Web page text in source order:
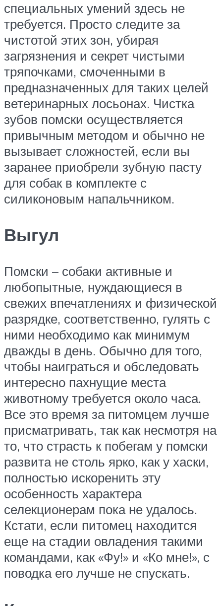
специальных умений здесь не
требуется. Просто следите за
чистотой этих зон, убирая
загрязнения и секрет чистыми
тряпочками, смоченными в
предназначенных для таких целей
ветеринарных лосьонах. Чистка
зубов помски осуществляется
привычным методом и обычно не
вызывает сложностей, если вы
заранее приобрели зубную пасту
для собак в комплекте с
силиконовым напальчником.
Выгул
Помски – собаки активные и
любопытные, нуждающиеся в
свежих впечатлениях и физической
разрядке, соответственно, гулять с
ними необходимо как минимум
дважды в день. Обычно для того,
чтобы наиграться и обследовать
интересно пахнущие места
животному требуется около часа.
Все это время за питомцем лучше
присматривать, так как несмотря на
то, что страсть к побегам у помски
развита не столь ярко, как у хаски,
полностью искоренить эту
особенность характера
селекционерам пока не удалось.
Кстати, если питомец находится
еще на стадии овладения такими
командами, как «Фу!» и «Ко мне!», с
поводка его лучше не спускать.